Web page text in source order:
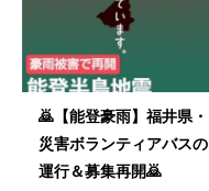
🙇【能登豪雨】福井県・
災害ボランティアバスの
運行＆募集再開🙇